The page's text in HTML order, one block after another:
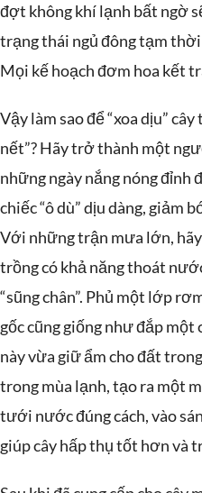
đợt không khí lạnh bất ngờ
trạng thái ngủ đông tạm
Mọi kế hoạch đơm hoa kết
Vậy làm sao để “xoa dịu”
nết”? Hãy trở thành một
những ngày nắng nóng đỉnh
chiếc “ô dù” dịu dàng, giảm
Với những trận mưa lớn,
trồng có khả năng thoát
“sũng chân”. Phủ một lớp
gốc cũng giống như đắp một
này vừa giữ ẩm cho đất
trong mùa lạnh, tạo ra một
tưới nước đúng cách, vào
giúp cây hấp thụ tốt hơn và